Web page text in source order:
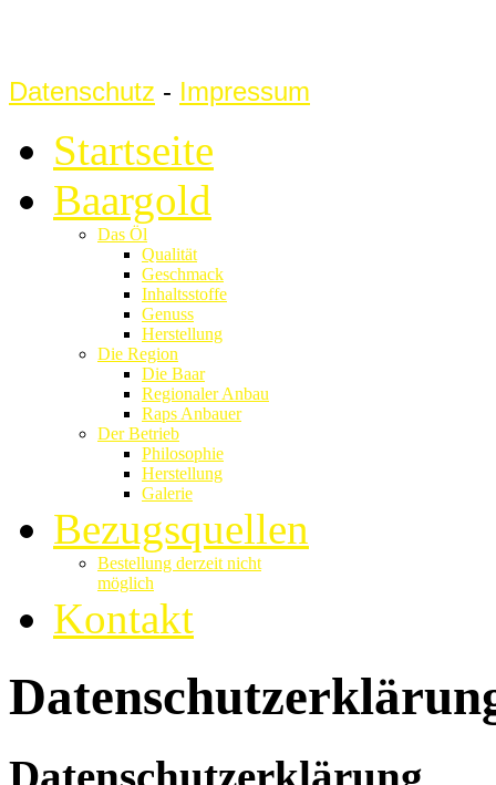
Datenschutz - Impressum
Startseite
Baargold
Das Öl
Qualität
Geschmack
Inhaltsstoffe
Genuss
Herstellung
Die Region
Die Baar
Regionaler Anbau
Raps Anbauer
Der Betrieb
Philosophie
Herstellung
Galerie
Bezugsquellen
Bestellung derzeit nicht
möglich
Kontakt
Datenschutzerklärung